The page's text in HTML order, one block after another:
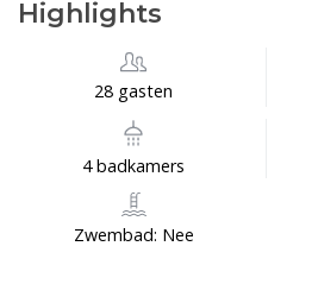
Highlights
28 gasten
4 badkamers
Zwembad: Nee